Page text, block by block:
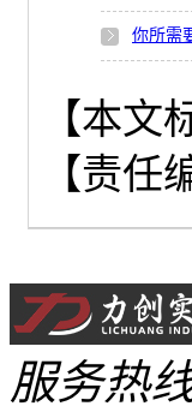
你所需
【本文
【责任
服务热线